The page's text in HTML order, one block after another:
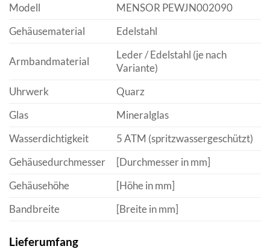
Modell
MENSOR PEWJN002090
Gehäusematerial
Edelstahl
Armbandmaterial
Leder / Edelstahl (je nach
Variante)
Uhrwerk
Quarz
Glas
Mineralglas
Wasserdichtigkeit
5 ATM (spritzwassergeschützt)
Gehäusedurchmesser
[Durchmesser in mm]
Gehäusehöhe
[Höhe in mm]
Bandbreite
[Breite in mm]
Lieferumfang